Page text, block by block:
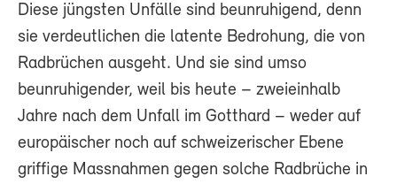
Diese jüngsten Unfälle sind beunruhigend, denn
sie verdeutlichen die latente Bedrohung, die von
Radbrüchen ausgeht. Und sie sind umso
beunruhigender, weil bis heute – zweieinhalb
Jahre nach dem Unfall im Gotthard – weder auf
europäischer noch auf schweizerischer Ebene
griffige Massnahmen gegen solche Radbrüche in